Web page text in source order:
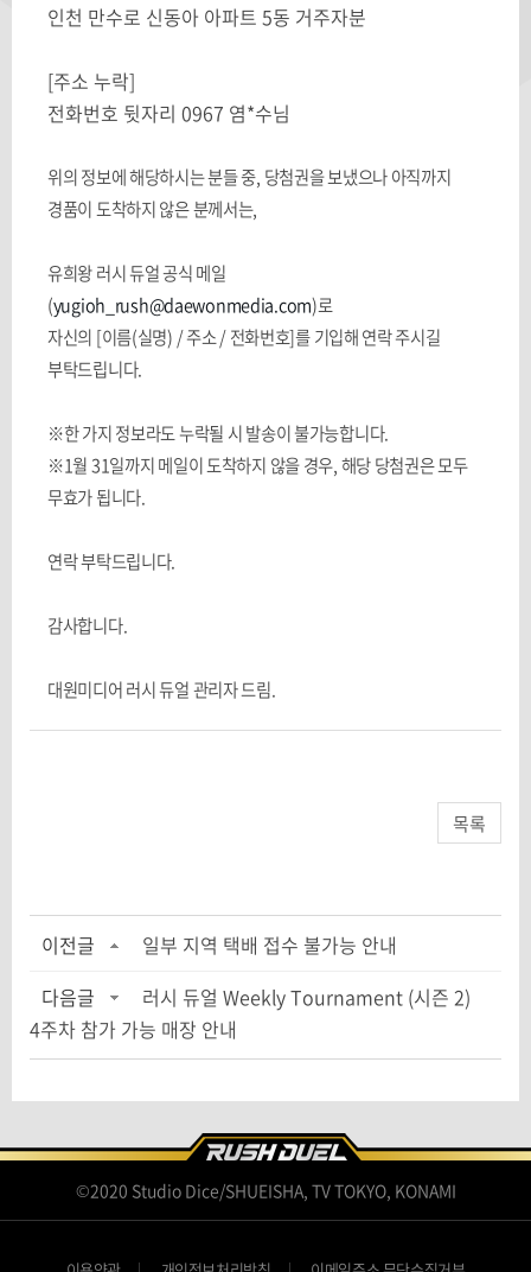
인천 만수로 신동아 아파트 5동 거주자분
[주소 누락]
전화번호 뒷자리 0967 염*수님
위의 정보에 해당하시는 분들 중, 당첨권을 보냈으나 아직까지
경품이 도착하지 않은 분께서는,
유희왕 러시 듀얼 공식 메일
(yugioh_rush@daewonmedia.com)로
자신의 [이름(실명) / 주소 / 전화번호]를 기입해 연락 주시길
부탁드립니다.
※한 가지 정보라도 누락될 시 발송이 불가능합니다.
※1월 31일까지 메일이 도착하지 않을 경우, 해당 당첨권은 모두
무효가 됩니다.
연락 부탁드립니다.
감사합니다.
대원미디어 러시 듀얼 관리자 드림.
목록
이전글
일부 지역 택배 접수 불가능 안내
다음글
러시 듀얼 Weekly Tournament (시즌 2)
4주차 참가 가능 매장 안내
©2020 Studio Dice/SHUEISHA, TV TOKYO, KONAMI